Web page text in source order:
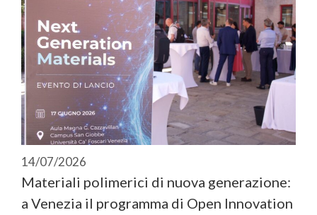
14/07/2026
Materiali polimerici di nuova generazione:
a Venezia il programma di Open Innovation